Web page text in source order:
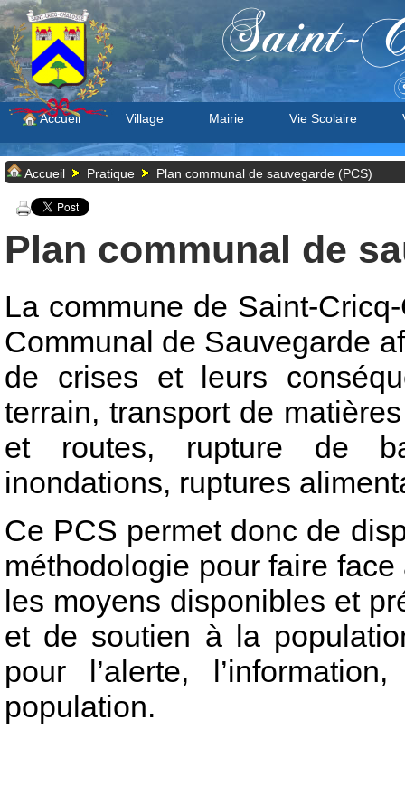
Saint-
Accueil Village Mairie Vie Scolaire
Accueil Pratique Plan communal de sauvegarde (PCS)
Plan communal de
La commune de Saint-
Communal de Sauvegarde
de crises et leurs
terrain, transport de
et routes, rupture de
inondations, ruptures
Ce PCS permet donc de
méthodologie pour faire
les moyens disponibles et
et de soutien à la
pour l’alerte,
population.